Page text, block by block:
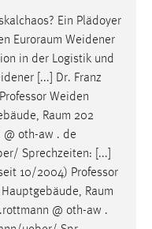
Ein Plädoyer
Euroraum Weidener
in der Logistik und
[...] Dr. Franz
Weiden
Raum 202
@ oth-aw . de
Sprechzeiten: [...]
10/2004) Professor
Raum
@ oth-aw .